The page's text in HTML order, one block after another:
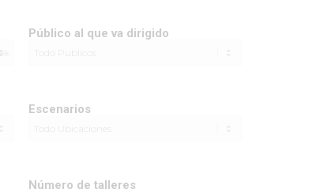
Público al que va dirigido
Escenarios
Número de talleres